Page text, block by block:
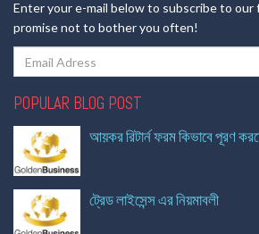
Enter your e-mail below to subscribe to
promise not to bother you often!
POPULAR BLOG POST
আয়কর রিটার্ন ফরম কিভাবে পূরণ
ট্রেড লাইসেন্স এর নিয়মাবলী